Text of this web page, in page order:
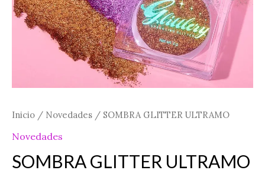
Inicio / Novedades / SOMBRA GLITTER ULTRAMO
Novedades
SOMBRA GLITTER ULTRAMO